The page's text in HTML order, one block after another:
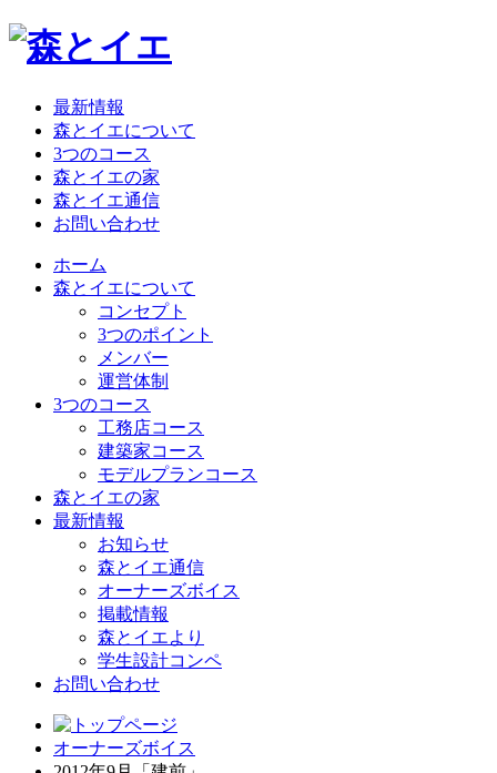
最新情報
森とイエについて
3つのコース
森とイエの家
森とイエ通信
お問い合わせ
ホーム
森とイエについて
コンセプト
3つのポイント
メンバー
運営体制
3つのコース
工務店コース
建築家コース
モデルプランコース
森とイエの家
最新情報
お知らせ
森とイエ通信
オーナーズボイス
掲載情報
森とイエより
学生設計コンペ
お問い合わせ
オーナーズボイス